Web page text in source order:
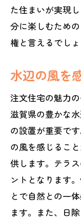
た住まいが実現
分に楽しむため
権と言えるでしょ
水辺の風を
注文住宅の魅力
滋賀県の豊かな
の設置が重要で
の風を感じるこ
供します。テラ
ントとなります
とで自然との一
ます。また、日